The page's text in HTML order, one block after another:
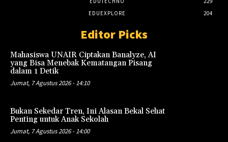
EDUEXPLORE
204
Editor Picks
Mahasiswa UNAIR Ciptakan Banalyze, AI
yang Bisa Menebak Kematangan Pisang
dalam 1 Detik
Jumat, 7 Agustus 2026 - 14:10
Bukan Sekedar Tren, Ini Alasan Bekal Sehat
Penting untuk Anak Sekolah
Jumat, 7 Agustus 2026 - 14:00